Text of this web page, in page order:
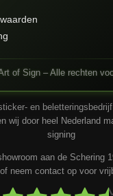
of Sign – Alle rechten
en
wij door heel Nederland
signing
aan de Schering
neem contact op voor